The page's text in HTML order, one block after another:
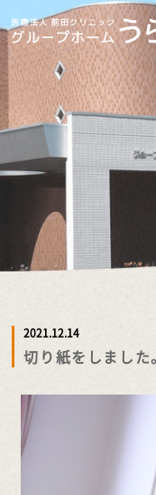
2021.12.14
切り紙をしました